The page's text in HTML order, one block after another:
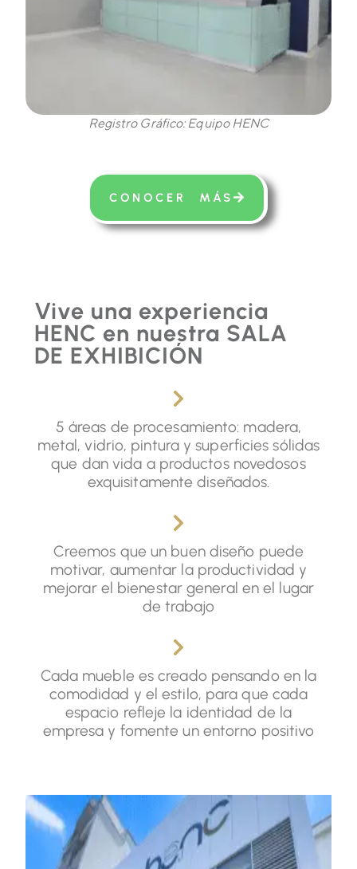
Registro Gráfico: Equipo HENC
CONOCER MÁS
Vive una experiencia
HENC en nuestra SALA
DE EXHIBICIÓN
5 áreas de procesamiento: madera,
metal, vidrio, pintura y superficies sólidas
que dan vida a productos novedosos
exquisitamente diseñados.
Creemos que un buen diseño puede
motivar, aumentar la productividad y
mejorar el bienestar general en el lugar
de trabajo
Cada mueble es creado pensando en la
comodidad y el estilo, para que cada
espacio refleje la identidad de la
empresa y fomente un entorno positivo